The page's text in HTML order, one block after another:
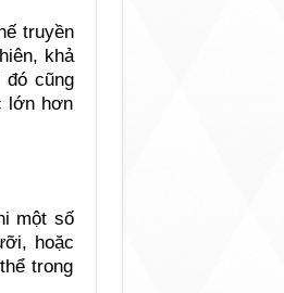
truyền
khả
đó cũng
lớn hơn
một số
hoặc
trong